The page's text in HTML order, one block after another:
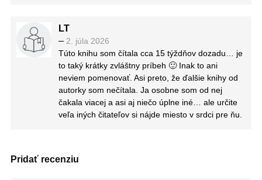
LT
– 2. júla 2026
Túto knihu som čítala cca 15 týždňov dozadu… je
to taký krátky zvláštny príbeh 🙂 Inak to ani
neviem pomenovať. Asi preto, že ďalšie knihy od
autorky som nečítala. Ja osobne som od nej
čakala viacej a asi aj niečo úplne iné… ale určite
veľa iných čitateľov si nájde miesto v srdci pre ňu.
Pridať recenziu